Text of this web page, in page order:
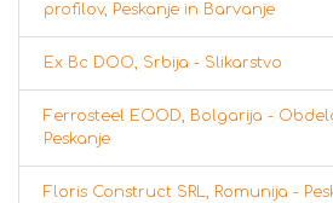
profilov, Peskanje in Barvanje
Ex Bc DOO, Srbija - Slikarstvo
Ferrosteel EOOD, Bolgarija -
Peskanje
Floris Construct SRL, Romunija -